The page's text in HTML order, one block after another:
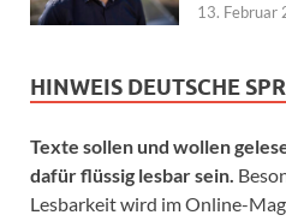
13. Februar
HINWEIS DEUTSCHE
Texte sollen und wollen
dafür flüssig lesbar sein.
Lesbarkeit wird im Online-